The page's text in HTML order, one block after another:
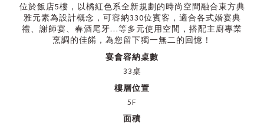
位於飯店5樓，以橘紅色系全新規劃的時尚空間融合東方典
雅元素為設計概念，可容納330位賓客，適合各式婚宴典
禮、謝師宴、春酒尾牙…等多元使用空間，搭配主廚專業
烹調的佳餚，為您留下獨一無二的回憶！
宴會容納桌數
33桌
樓層位置
5F
面積